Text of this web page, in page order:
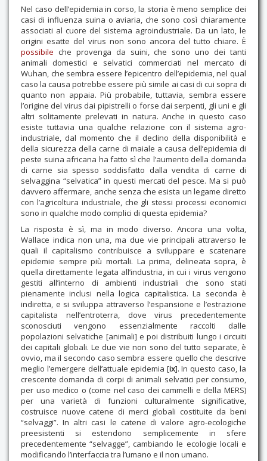
Nel caso dell’epidemia in corso, la storia è meno semplice dei
casi di influenza suina o aviaria, che sono così chiaramente
associati al cuore del sistema agroindustriale. Da un lato, le
origini esatte del virus non sono ancora del tutto chiare. È
possibile che provenga da suini, che sono uno dei tanti
animali domestici e selvatici commerciati nel mercato di
Wuhan, che sembra essere l’epicentro dell’epidemia, nel qual
caso la causa potrebbe essere più simile ai casi di cui sopra di
quanto non appaia. Più probabile, tuttavia, sembra essere
l’origine del virus dai pipistrelli o forse dai serpenti, gli uni e gli
altri solitamente prelevati in natura. Anche in questo caso
esiste tuttavia una qualche relazione con il sistema agro-
industriale, dal momento che il declino della disponibilità e
della sicurezza della carne di maiale a causa dell’epidemia di
peste suina africana ha fatto sì che l’aumento della domanda
di carne sia spesso soddisfatto dalla vendita di carne di
selvaggina “selvatica” in questi mercati del pesce. Ma si può
davvero affermare, anche senza che esista un legame diretto
con l’agricoltura industriale, che gli stessi processi economici
sono in qualche modo complici di questa epidemia?
La risposta è sì, ma in modo diverso. Ancora una volta,
Wallace indica non una, ma due vie principali attraverso le
quali il capitalismo contribuisce a sviluppare e scatenare
epidemie sempre più mortali. La prima, delineata sopra, è
quella direttamente legata all’industria, in cui i virus vengono
gestiti all’interno di ambienti industriali che sono stati
pienamente inclusi nella logica capitalistica. La seconda è
indiretta, e si sviluppa attraverso l’espansione e l’estrazione
capitalista nell’entroterra, dove virus precedentemente
sconosciuti vengono essenzialmente raccolti dalle
popolazioni selvatiche [animali] e poi distribuiti lungo i circuiti
dei capitali globali. Le due vie non sono del tutto separate, è
ovvio, ma il secondo caso sembra essere quello che descrive
meglio l’emergere dell’attuale epidemia [ix]. In questo caso, la
crescente domanda di corpi di animali selvatici per consumo,
per uso medico o (come nel caso dei cammelli e della MERS)
per una varietà di funzioni culturalmente significative,
costruisce nuove catene di merci globali costituite da beni
“selvaggi”. In altri casi le catene di valore agro-ecologiche
preesistenti si estendono semplicemente in sfere
precedentemente “selvagge”, cambiando le ecologie locali e
modificando l’interfaccia tra l’umano e il non umano.